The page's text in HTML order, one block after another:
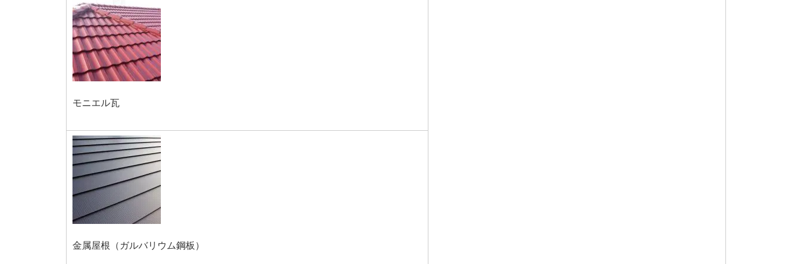
モニエル瓦
金属屋根（ガルバリウム鋼板）